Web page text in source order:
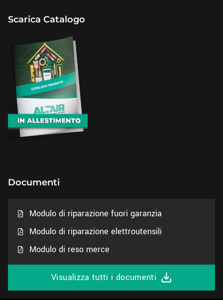
Scarica Catalogo
Documenti
Modulo di riparazione fuori garanzia
Modulo di riparazione elettroutensili
Modulo di reso merce
Visualizza tutti i documenti